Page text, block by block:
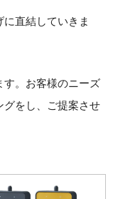
直結していきま
す。お客様のニーズ
グをし、ご提案させ